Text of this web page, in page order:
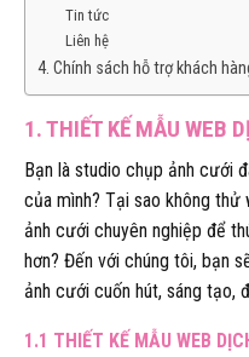
Tin tức
Liên hệ
4. Chính sách hỗ trợ khách
1. THIẾT KẾ MẪU WEB
Bạn là studio chụp ảnh cưới
của mình? Tại sao không
ảnh cưới chuyên nghiệp để
hơn? Đến với chúng tôi, bạn
ảnh cưới cuốn hút, sáng tạo,
1.1 THIẾT KẾ MẪU WEB